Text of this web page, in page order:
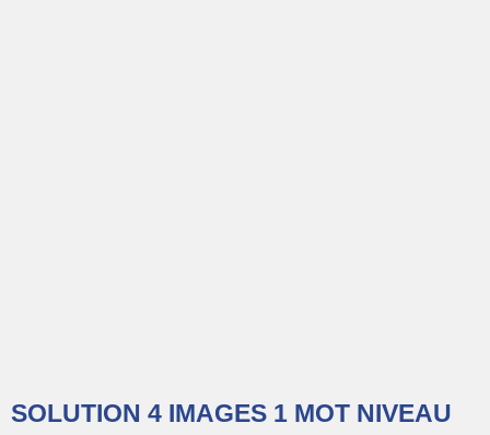
SOLUTION 4 IMAGES 1 MOT NIVEAU